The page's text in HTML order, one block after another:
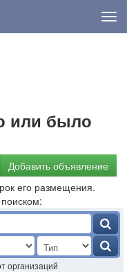
или было
Добавить объявление
его размещения.
организаций